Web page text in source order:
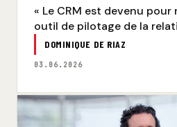
« Le CRM est devenu
outil de pilotage de la
DOMINIQUE DE RIAZ
03.06.2026